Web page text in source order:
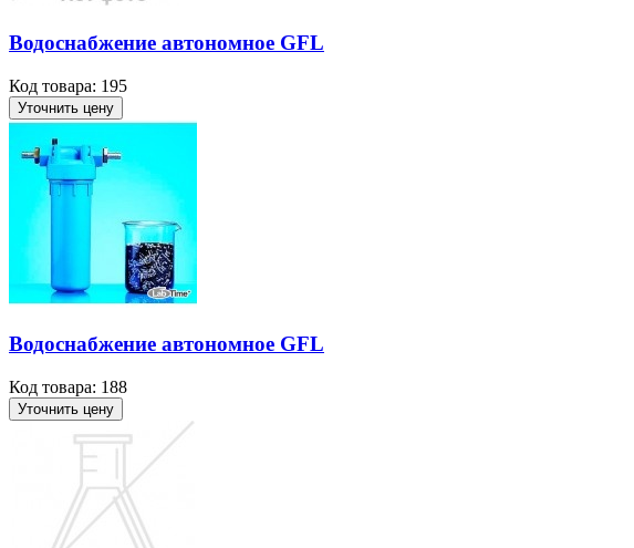
Водоснабжение автономное GFL
Код товара: 195
Уточнить цену
Водоснабжение автономное GFL
Код товара: 188
Уточнить цену